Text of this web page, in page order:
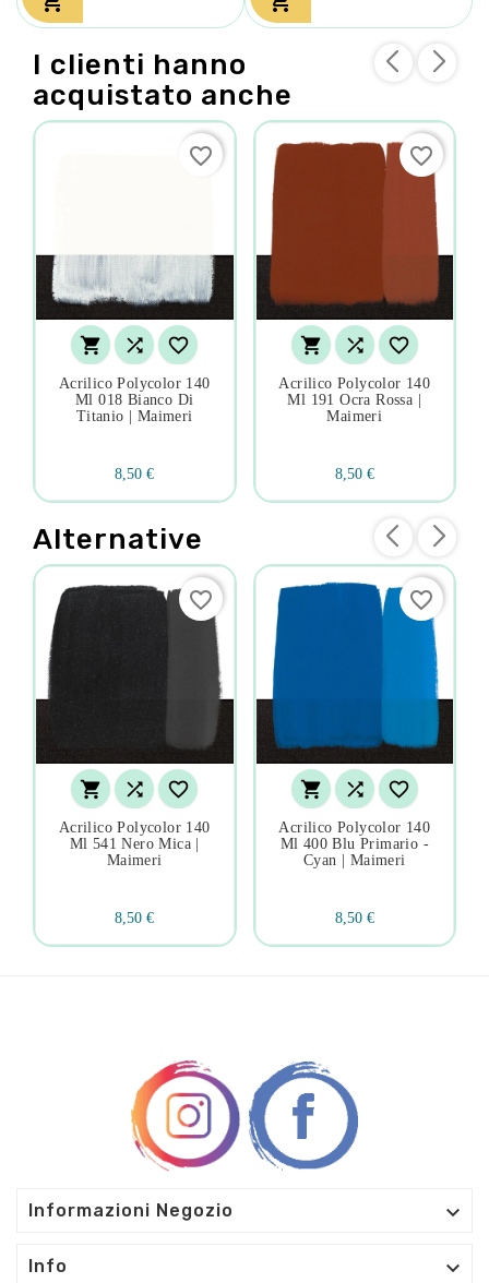
I clienti hanno
acquistato anche
  
Acrilico Polycolor 140
Ml 018 Bianco Di
Titanio | Maimeri
8,50 €
favorite_border
  
Acrilico Polycolor 140
Ml 191 Ocra Rossa |
Maimeri
8,50 €
favorite_border
Alternative
  
Acrilico Polycolor 140
Ml 541 Nero Mica |
Maimeri
8,50 €
favorite_border
  
Acrilico Polycolor 140
Ml 400 Blu Primario -
Cyan | Maimeri
8,50 €
favorite_border
Informazioni Negozio 
Info 